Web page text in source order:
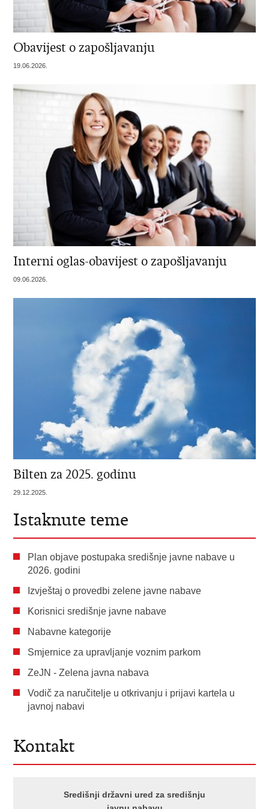
Obavijest o zapošljavanju
19.06.2026.
Interni oglas-obavijest o zapošljavanju
09.06.2026.
Bilten za 2025. godinu
29.12.2025.
Istaknute teme
Plan objave postupaka središnje javne nabave u
2026. godini
Izvještaj o provedbi zelene javne nabave
Korisnici središnje javne nabave
Nabavne kategorije
Smjernice za upravljanje voznim parkom
ZeJN - Zelena javna nabava
Vodič za naručitelje u otkrivanju i prijavi kartela u
javnoj nabavi
Kontakt
Središnji državni ured za središnju